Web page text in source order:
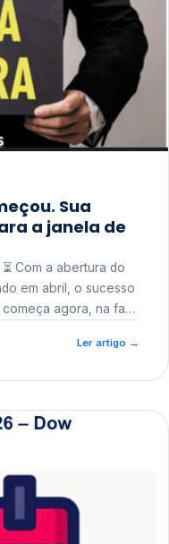
Sua
a janela de
em abril, o sucesso
agora, na fase
Ler artigo →